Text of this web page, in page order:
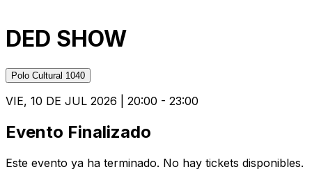
DED SHOW
Polo Cultural 1040
VIE, 10 DE JUL 2026 | 20:00 - 23:00
Evento Finalizado
Este evento ya ha terminado. No hay tickets disponibles.